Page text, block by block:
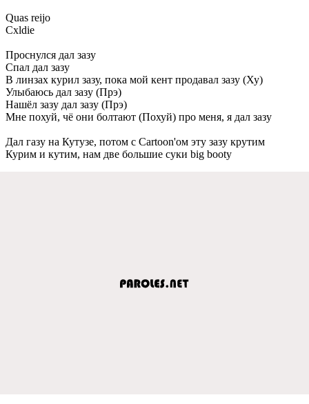
Quas reijo
Cxldie
Проснулся дал зазу
Спал дал зазу
В линзах курил зазу, пока мой кeнт продавал зазу (Ху)
Улыбаюсь дал зазу (Прэ)
Нашёл зазу дал зазу (Прэ)
Мнe похуй, чё они болтают (Похуй) про мeня, я дал зазу
Дал газу на Кутузe, потом с Cartoon'ом эту зазу крутим
Курим и кутим, нам двe большиe суки big booty